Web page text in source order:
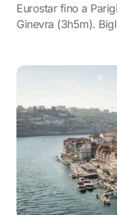
Eurostar fino a
Ginevra (3h5m).